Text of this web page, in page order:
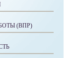
(ВПР)